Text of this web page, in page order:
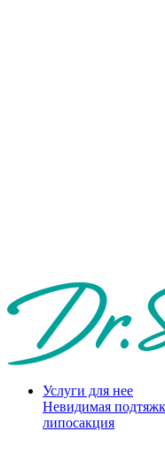
Услуги для нее
Невидимая
липосакция